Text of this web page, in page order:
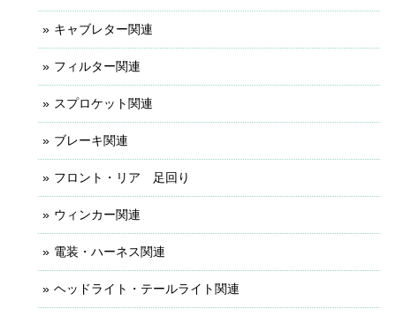
キャブレター関連
フィルター関連
スプロケット関連
ブレーキ関連
フロント・リア 足回り
ウィンカー関連
電装・ハーネス関連
ヘッドライト・テールライト関連